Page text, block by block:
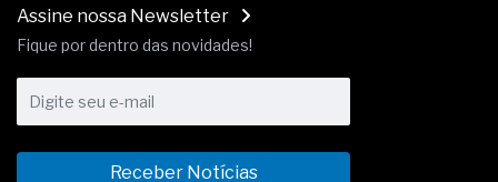
Assine nossa Newsletter
Fique por dentro das novidades!
Receber Notícias